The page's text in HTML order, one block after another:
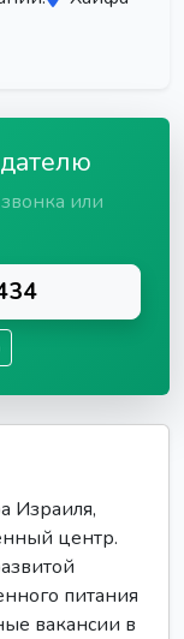
или
Израиля,
центр.
питания
вакансии в